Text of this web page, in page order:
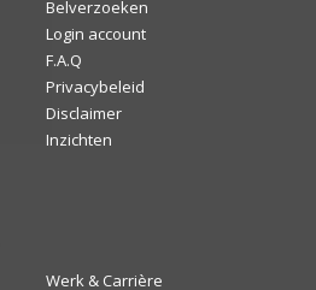
Belverzoeken
Login account
F.A.Q
Privacybeleid
Disclaimer
Inzichten
Werk & Carrière